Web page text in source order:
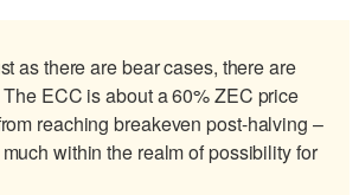
as there are bear cases, there are
ECC is about a 60% ZEC price
reaching breakeven post-halving –
within the realm of possibility for